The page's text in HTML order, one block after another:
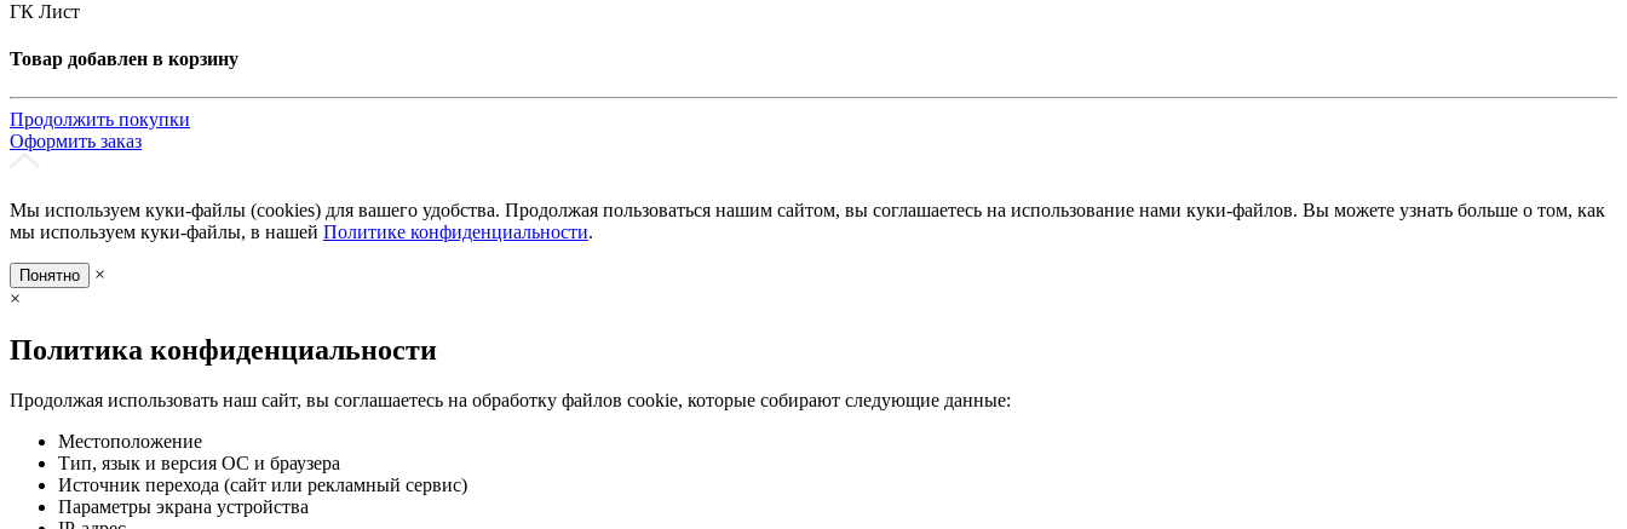
ГК Лист
Товар добавлен в корзину
Продолжить покупки
Оформить заказ
Мы используем куки-файлы (cookies) для вашего удобства. Продолжая пользоваться нашим сайтом, вы соглашаетесь на использование нами куки-файлов. Вы можете узнать больше о том, как
мы используем куки-файлы, в нашей Политике конфиденциальности.
Понятно
×
×
Политика конфиденциальности
Продолжая использовать наш сайт, вы соглашаетесь на обработку файлов cookie, которые собирают следующие данные:
Местоположение
Тип, язык и версия ОС и браузера
Источник перехода (сайт или рекламный сервис)
Параметры экрана устройства